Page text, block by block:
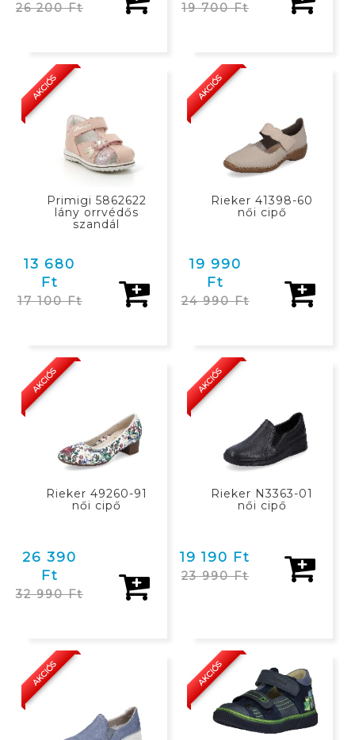
26 200 Ft 19 700 Ft
AKCIÓS
Primigi 5862622
lány orrvédős
szandál
13 680
Ft
17 100 Ft
AKCIÓS
Rieker 41398-60
női cipő
19 990
Ft
24 990 Ft
AKCIÓS
Rieker 49260-91
női cipő
26 390
Ft
32 990 Ft
AKCIÓS
Rieker N3363-01
női cipő
19 190 Ft
23 990 Ft
AKCIÓS KOSÁRBAN
AKCIÓS